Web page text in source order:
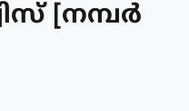
[നമ്പര്‍